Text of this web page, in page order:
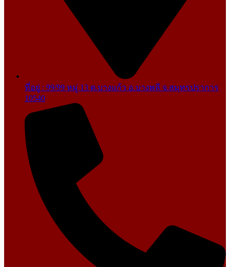
ที่อยู่ : 99/99 หมู่ 13 ต.บางแก้ว อ.บางพลี จ.สมุทรปราการ
10540